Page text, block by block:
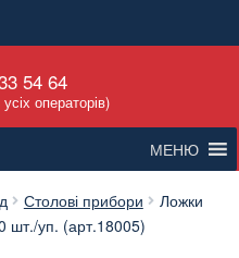
54 64
операторів)
МЕНЮ
Столові прибори
Ложки
шт./уп. (арт.18005)